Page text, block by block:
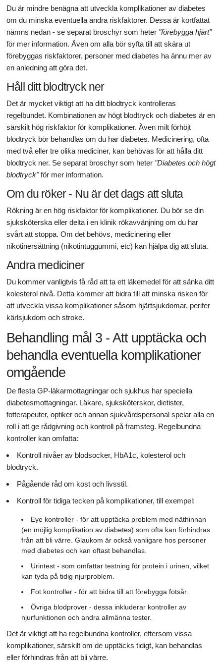
Du är mindre benägna att utveckla komplikationer av diabetes
om du minska eventuella andra riskfaktorer. Dessa är kortfattat
nämns nedan - se separat broschyr som heter "förebygga hjärt"
för mer information. Även om alla bör syfta till att skära ut
förebyggas riskfaktorer, personer med diabetes ha ännu mer av
en anledning att göra det.
Håll ditt blodtryck ner
Det är mycket viktigt att ha ditt blodtryck kontrolleras
regelbundet. Kombinationen av högt blodtryck och diabetes är en
särskilt hög riskfaktor för komplikationer. Även milt förhöjt
blodtryck bör behandlas om du har diabetes. Medicinering, ofta
med två eller tre olika mediciner, kan behövas för att hålla ditt
blodtryck ner. Se separat broschyr som heter "Diabetes och högt
blodtryck"för mer information.
Om du röker - Nu är det dags att sluta
Rökning är en hög riskfaktor för komplikationer. Du bör se din
sjuksköterska eller delta i en klinik rökavvänjning om du har
svårt att stoppa. Om det behövs, medicinering eller
nikotinersättning (nikotintuggummi, etc) kan hjälpa dig att sluta.
Andra mediciner
Du kommer vanligtvis få råd att ta ett läkemedel för att sänka ditt
kolesterol nivå. Detta kommer att bidra till att minska risken för
att utveckla vissa komplikationer såsom hjärtsjukdomar, perifer
kärlsjukdom och stroke.
Behandling mål 3 - Att upptäcka och
behandla eventuella komplikationer
omgående
De flesta GP-läkarmottagningar och sjukhus har speciella
diabetesmottagningar. Läkare, sjuksköterskor, dietister,
fotterapeuter, optiker och annan sjukvårdspersonal spelar alla en
roll i att ge rådgivning och kontroll på framsteg. Regelbundna
kontroller kan omfatta:
Kontroll nivåer av blodsocker, HbA1c, kolesterol och
blodtryck.
Pågående råd om kost och livsstil.
Kontroll för tidiga tecken på komplikationer, till exempel:
Eye kontroller - för att upptäcka problem med näthinnan
(en möjlig komplikation av diabetes) som ofta kan förhindras
från att bli värre. Glaukom är också vanligare hos personer
med diabetes och kan oftast behandlas.
Urintest - som omfattar testning för protein i urinen, vilket
kan tyda på tidig njurproblem.
Fot kontroller - för att bidra till att förebygga fotsår.
Övriga blodprover - dessa inkluderar kontroller av
njurfunktionen och andra allmänna tester.
Det är viktigt att ha regelbundna kontroller, eftersom vissa
komplikationer, särskilt om de upptäcks tidigt, kan behandlas
eller förhindras från att bli värre.